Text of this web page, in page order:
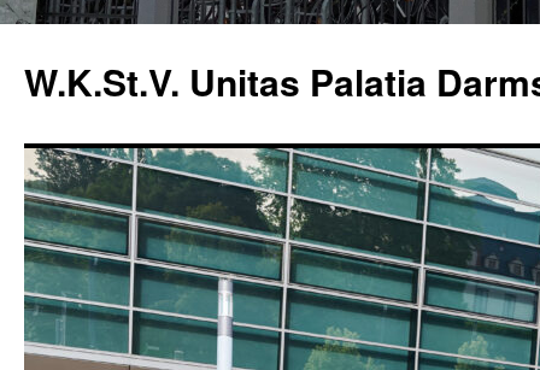
springen
W.K.St.V. Unitas Palatia